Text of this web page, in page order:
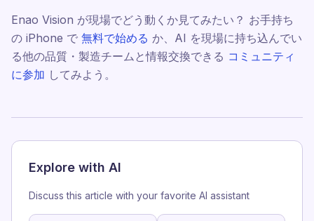
Enao Vision が現場でどう動くか見てみたい？ お手持ち
の iPhone で 無料で始める か、AI を現場に持ち込んでい
る他の品質・製造チームと情報交換できる コミュニティ
に参加 してみよう。
Explore with AI
Discuss this article with your favorite AI assistant